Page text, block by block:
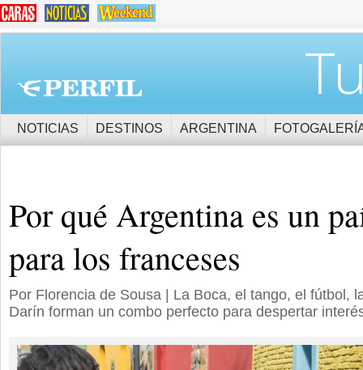
NOTICIAS DESTINOS ARGENTINA
Por qué Argentina es un
para los franceses
Por Florencia de Sousa | La Boca, el tango, el fútbol,
Darín forman un combo perfecto para despertar